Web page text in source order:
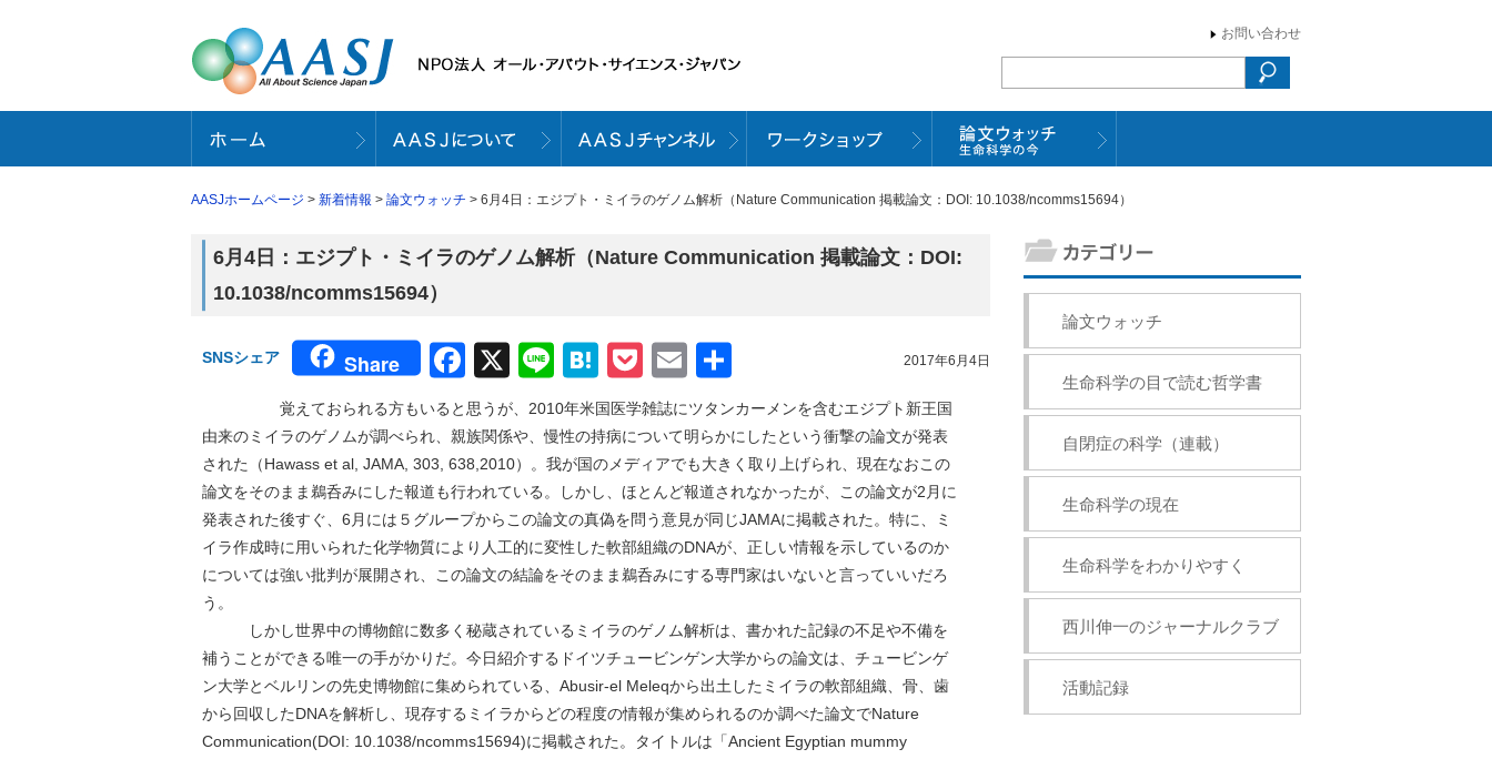
お問い合わせ
AASJホームページ > 新着情報 > 論文ウォッチ > 6月4日：エジプト・ミイラのゲノム解析（Nature Communication 掲載論文：DOI: 10.1038/ncomms15694）
6月4日：エジプト・ミイラのゲノム解析（Nature Communication 掲載論文：DOI:
10.1038/ncomms15694）
2017年6月4日
SNSシェア Share Facebook
X LineHatena
Pocket
Email
有
覚えておられる方もいると思うが、2010年米国医学雑誌にツタンカーメンを含むエジプト新王国
由来のミイラのゲノムが調べられ、親族関係や、慢性の持病について明らかにしたという衝撃の論文が発表
された（Hawass et al, JAMA, 303, 638,2010）。我が国のメディアでも大きく取り上げられ、現在なおこの
論文をそのまま鵜呑みにした報道も行われている。しかし、ほとんど報道されなかったが、この論文が2月に
発表された後すぐ、6月には５グループからこの論文の真偽を問う意見が同じJAMAに掲載された。特に、ミ
イラ作成時に用いられた化学物質により人工的に変性した軟部組織のDNAが、正しい情報を示しているのか
については強い批判が展開され、この論文の結論をそのまま鵜呑みにする専門家はいないと言っていいだろ
う。
しかし世界中の博物館に数多く秘蔵されているミイラのゲノム解析は、書かれた記録の不足や不備を
補うことができる唯一の手がかりだ。今日紹介するドイツチュービンゲン大学からの論文は、チュービンゲ
ン大学とベルリンの先史博物館に集められている、Abusir-el Meleqから出土したミイラの軟部組織、骨、歯
から回収したDNAを解析し、現存するミイラからどの程度の情報が集められるのか調べた論文でNature
Communication(DOI: 10.1038/ncomms15694)に掲載された。タイトルは「Ancient Egyptian mummy
論文ウォッチ
生命科学の目で読む哲学書
自閉症の科学（連載）
生命科学の現在
生命科学をわかりやすく
西川伸一のジャーナルクラブ
活動記録